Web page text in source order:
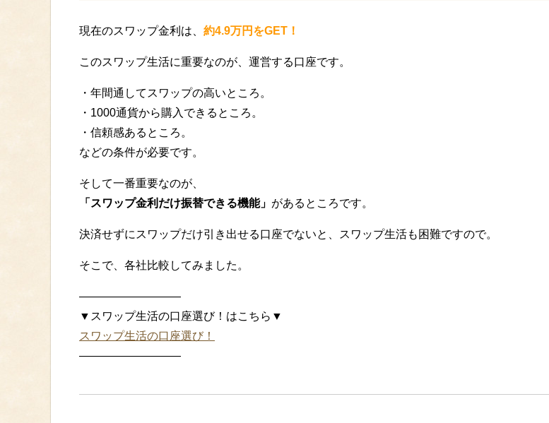
現在のスワップ金利は、 約4.9万円をGET！
このスワップ生活に重要なのが、運営する口座です。
・年間通してスワップの高いところ。
・1000通貨から購入できるところ。
・信頼感あるところ。
などの条件が必要です。
そして一番重要なのが、
「スワップ金利だけ振替できる機能」 があるところです。
決済せずにスワップだけ引き出せる口座でないと、スワップ生活も困難ですので。
そこで、各社比較してみました。
—————————
▼スワップ生活の口座選び！はこちら▼
スワップ生活の口座選び！
—————————